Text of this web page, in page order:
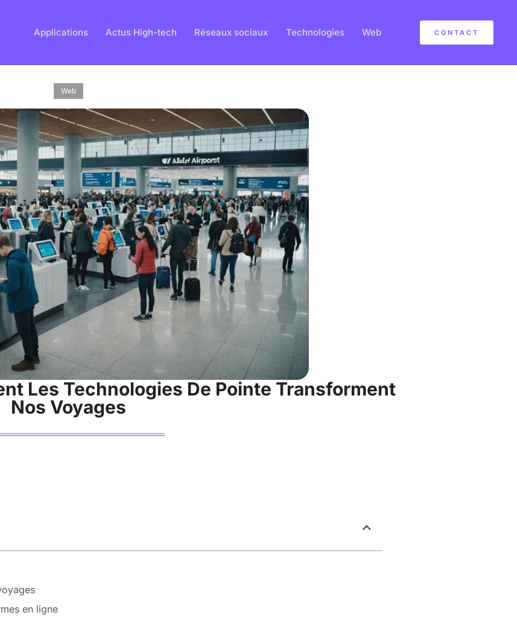
Applications Actus High-tech Réseaux sociaux Technologies Web CONTACT
Web
Les Technologies De Pointe Transforment
Nos Voyages
en ligne